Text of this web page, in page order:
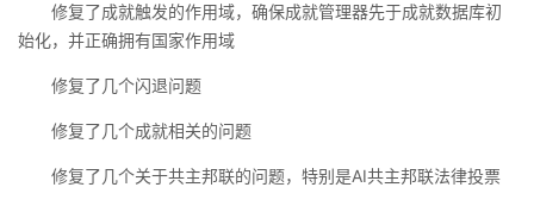
修复了成就触发的作用域，确保成就管理器先于成就数据库初
始化，并正确拥有国家作用域
修复了几个闪退问题
修复了几个成就相关的问题
修复了几个关于共主邦联的问题，特别是AI共主邦联法律投票